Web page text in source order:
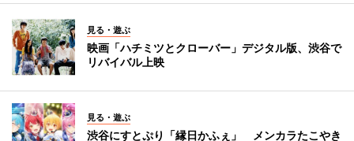
見る・遊ぶ
映画「ハチミツとクローバー」デジタル版、渋谷で
リバイバル上映
見る・遊ぶ
渋谷にすとぷり「縁日かふぇ」 メンカラたこやき